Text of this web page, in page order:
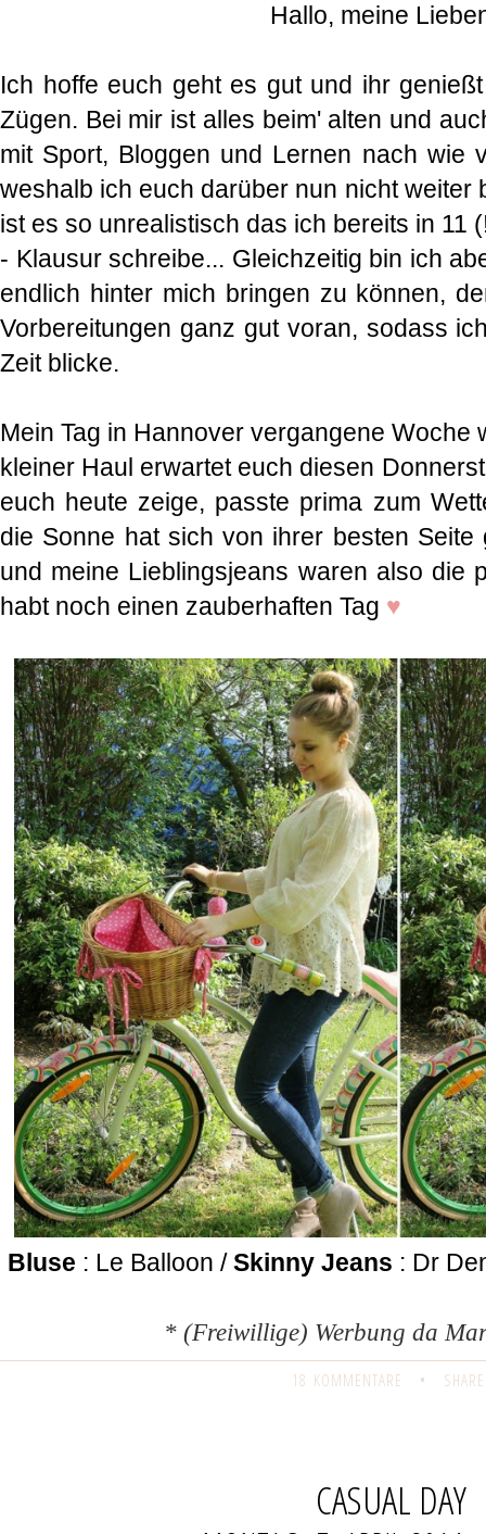
Hallo, meine
Ich hoffe euch geht es gut und ihr
Zügen. Bei mir ist alles beim' alten und
mit Sport, Bloggen und Lernen nach wie
weshalb ich euch darüber nun nicht weiter
ist es so unrealistisch das ich bereits in 11
- Klausur schreibe... Gleichzeitig bin ich
endlich hinter mich bringen zu können,
Vorbereitungen ganz gut voran, sodass
Zeit blicke.
Mein Tag in Hannover vergangene Woche
kleiner Haul erwartet euch diesen
euch heute zeige, passte prima zum
die Sonne hat sich von ihrer besten
und meine Lieblingsjeans waren also die
habt noch einen zauberhaften Tag ♥
Bluse : Le Balloon /Skinny Jeans : Dr
* (Freiwillige) Werbung da
18 KOMMENTARE •
CASUAL DAY